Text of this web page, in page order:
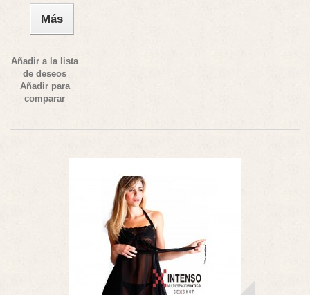
Más
Añadir a la lista
de deseos
Añadir para
comparar